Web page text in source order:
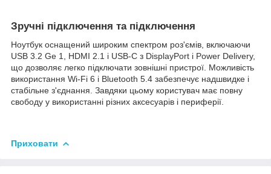
Зручні підключення та підключення
Ноутбук оснащений широким спектром роз'ємів, включаючи
USB 3.2 Ge 1, HDMI 2.1 і USB-C з DisplayPort і Power Delivery,
що дозволяє легко підключати зовнішні пристрої. Можливість
використання Wi-Fi 6 і Bluetooth 5.4 забезпечує надшвидке і
стабільне з'єднання. Завдяки цьому користувач має повну
свободу у використанні різних аксесуарів і периферії.
Приховати